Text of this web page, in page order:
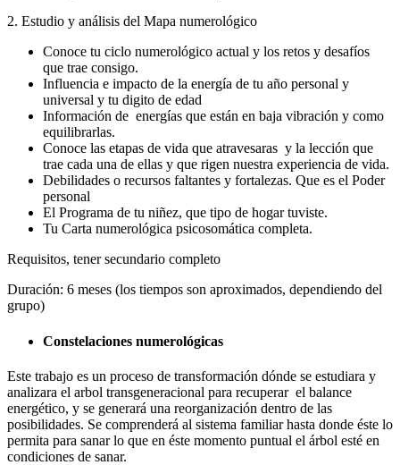
2. Estudio y análisis del Mapa numerológico
Conoce tu ciclo numerológico actual y los retos y desafíos
que trae consigo.
Influencia e impacto de la energía de tu año personal y
universal y tu digito de edad
Información de energías que están en baja vibración y como
equilibrarlas.
Conoce las etapas de vida que atravesaras y la lección que
trae cada una de ellas y que rigen nuestra experiencia de vida.
Debilidades o recursos faltantes y fortalezas. Que es el Poder
personal
El Programa de tu niñez, que tipo de hogar tuviste.
Tu Carta numerológica psicosomática completa.
Requisitos, tener secundario completo
Duración: 6 meses (los tiempos son aproximados, dependiendo del
grupo)
Constelaciones numerológicas
Este trabajo es un proceso de transformación dónde se estudiara y
analizara el arbol transgeneracional para recuperar el balance
energético, y se generará una reorganización dentro de las
posibilidades. Se comprenderá al sistema familiar hasta donde éste lo
permita para sanar lo que en éste momento puntual el árbol esté en
condiciones de sanar.